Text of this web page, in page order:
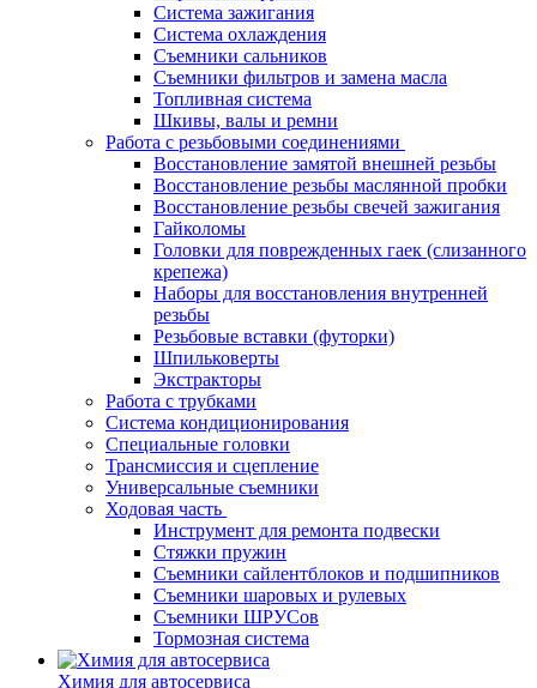
Система зажигания
Система охлаждения
Съемники сальников
Съемники фильтров и замена масла
Топливная система
Шкивы, валы и ремни
Работа с резьбовыми соединениями
Восстановление замятой внешней резьбы
Восстановление резьбы маслянной пробки
Восстановление резьбы свечей зажигания
Гайколомы
Головки для поврежденных гаек (слизанного
крепежа)
Наборы для восстановления внутренней
резьбы
Резьбовые вставки (футорки)
Шпильковерты
Экстракторы
Работа с трубками
Система кондиционирования
Специальные головки
Трансмиссия и сцепление
Универсальные съемники
Ходовая часть
Инструмент для ремонта подвески
Стяжки пружин
Съемники сайлентблоков и подшипников
Съемники шаровых и рулевых
Съемники ШРУСов
Тормозная система
Химия для автосервиса